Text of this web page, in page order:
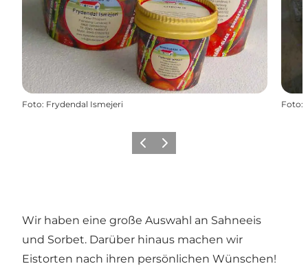
Foto: Frydendal Ismejeri Foto:
ZurückWeiter
Wir haben eine große Auswahl an Sahneeis
und Sorbet. Darüber hinaus machen wir
Eistorten nach ihren persönlichen Wünschen!